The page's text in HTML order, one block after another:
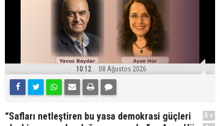
10:12 08 Ağustos 2026
“Safları netleştiren bu yasa demokrasi güçleri
A+